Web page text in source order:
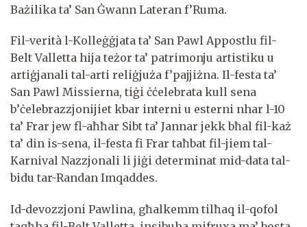
Bażilika ta’ San Ġwann Lateran f’Ruma.
Fil-verità l-Kolleġġjata ta’ San Pawl Appostlu fil-
Belt Valletta hija teżor ta’ patrimonju artistiku u
artiġjanali tal-arti reliġjuża f’pajjiżna. Il-festa ta’
San Pawl Missierna, tiġi ċċelebrata kull sena
b’ċelebrazzjonijiet kbar interni u esterni nhar l-10
ta’ Frar jew fl-aħħar Sibt ta’ Jannar jekk bħal fil-każ
ta’ din is-sena, il-festa fi Frar taħbat fil-jiem tal-
Karnival Nazzjonali li jiġi determinat mid-data tal-
bidu tar-Randan Imqaddes.
Id-devozzjoni Pawlina, għalkemm tilħaq il-qofol